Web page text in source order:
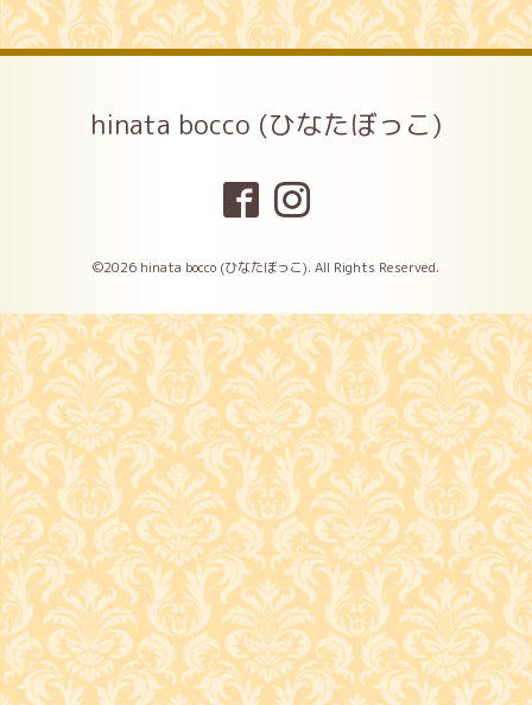
hinata bocco (ひなたぼっこ)
©2026 hinata bocco (ひなたぼっこ). All Rights Reserved.